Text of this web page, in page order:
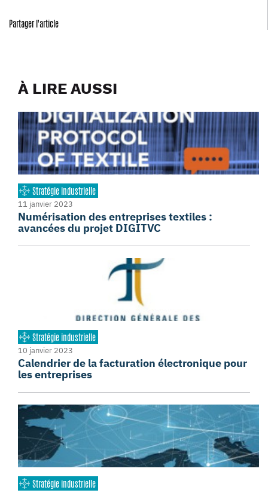
Partager l'article
À LIRE AUSSI
Stratégie industrielle
11 janvier 2023
Numérisation des entreprises textiles :
avancées du projet DIGITVC
Stratégie industrielle
10 janvier 2023
Calendrier de la facturation électronique pour
les entreprises
Stratégie industrielle